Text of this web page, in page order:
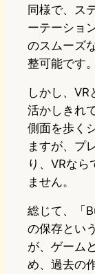
同様で、ス
ーテーショ
のスムーズ
整可能です。
しかし、
活かしきれ
側面を歩く
ますが、プ
り、VRな
ません。
総じて、「
の保存とい
が、ゲーム
め、過去の